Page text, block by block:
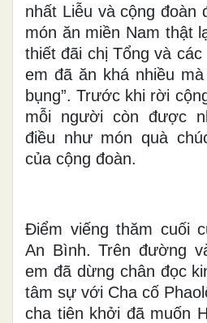
nhất Liễu và cộng đoàn
món ăn miền Nam thật
thiết đãi chị Tổng và
em đã ăn khá nhiều
bụng”. Trước khi rời
mỗi người còn được
điều như món quà
của cộng đoàn.
Điểm viếng thăm cuối
An Bình. Trên đường
em đã dừng chân đọc
tâm sự với Cha cố
cha tiên khởi đã muốn